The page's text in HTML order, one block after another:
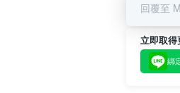
立即取
綁
回覆至